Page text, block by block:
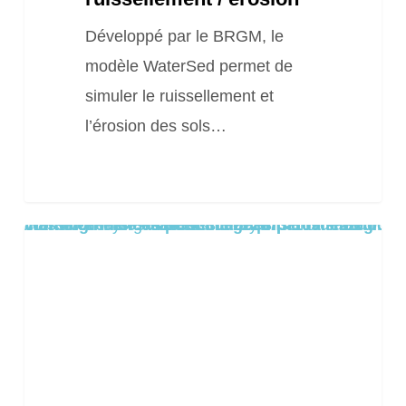
Développé par le BRGM, le
modèle WaterSed permet de
simuler le ruissellement et
l’érosion des sols…
Warning: Trying to access array offset on false in
/home/clients/8aa1c55cc0e222673f109de22dd0ea8a/sites/2025.locationsiteweb.eu/wp-content/themes/salient/includes/partials/blog/styles/masonry-classic-enhanced/post-image.phpon line61